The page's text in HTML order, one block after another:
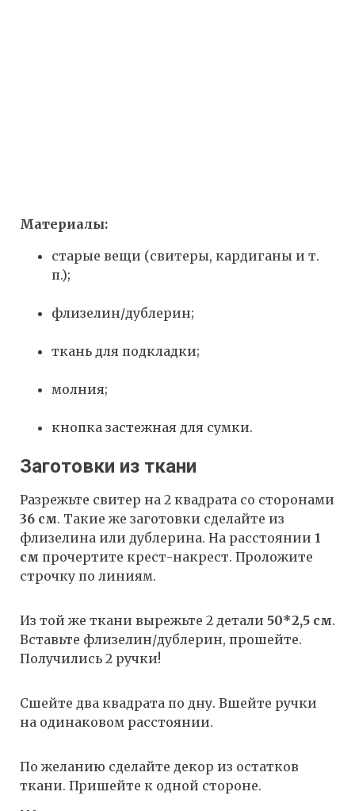
Материалы:
старые вещи (свитеры, кардиганы и т.
п.);
флизелин/дублерин;
ткань для подкладки;
молния;
кнопка застежная для сумки.
Заготовки из ткани
Разрежьте свитер на 2 квадрата со сторонами
36 см. Такие же заготовки сделайте из
флизелина или дублерина. На расстоянии 1
см прочертите крест-накрест. Проложите
строчку по линиям.
Из той же ткани вырежьте 2 детали 50*2,5 см.
Вставьте флизелин/дублерин, прошейте.
Получились 2 ручки!
Сшейте два квадрата по дну. Вшейте ручки
на одинаковом расстоянии.
По желанию сделайте декор из остатков
ткани. Пришейте к одной стороне.